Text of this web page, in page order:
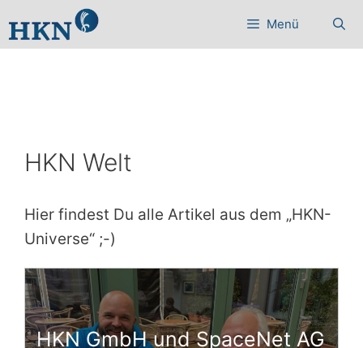
Inhalt
Menü
HKN Welt
Hier findest Du alle Artikel aus dem „HKN-
Universe“ ;-)
HKN GmbH und SpaceNet AG